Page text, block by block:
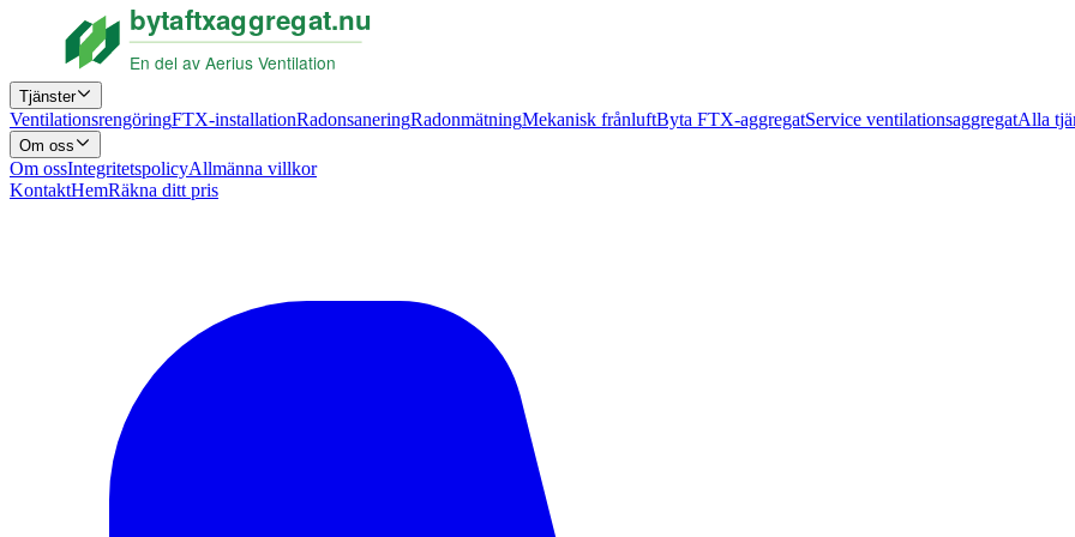
Tjänster
VentilationsrengöringFTX-installationRadonsaneringRadonmätningMekanisk frånluftByta FTX-aggregatService ventilationsaggregatAlla
Om oss
Om ossIntegritetspolicyAllmänna villkor
KontaktHemRäkna ditt pris